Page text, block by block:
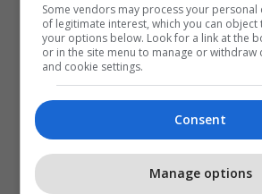
Some vendors may process your personal
of legitimate interest, which you can object
your options below. Look for a link at the
or in the site menu to manage or withdraw
and cookie settings.
Consent
Manage options